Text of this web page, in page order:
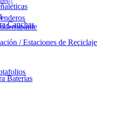
Canchas
/ Estaciones de Reciclaje
Baterías